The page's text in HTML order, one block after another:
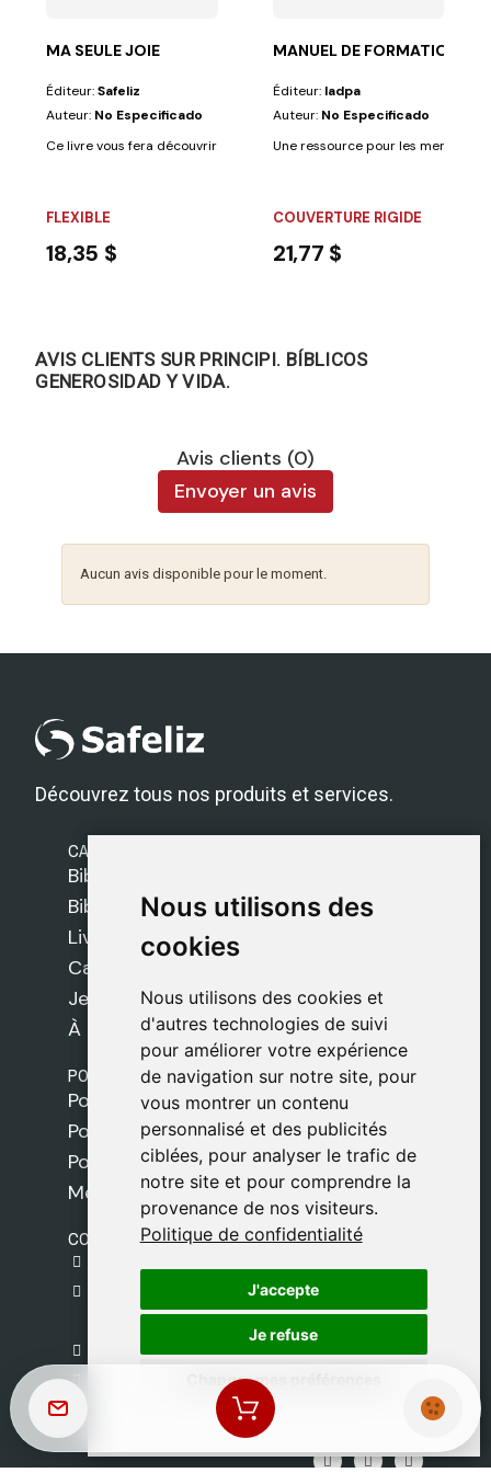
Nous utilisons des
cookies
Nous utilisons des cookies et
d'autres technologies de suivi
pour améliorer votre expérience
de navigation sur notre site, pour
vous montrer un contenu
personnalisé et des publicités
ciblées, pour analyser le trafic de
notre site et pour comprendre la
provenance de nos visiteurs.
Politique de confidentialité
J'accepte
Je refuse
Changer mes préférences
Nous utilisons des
cookies
Nous utilisons des cookies et
d'autres technologies de suivi
pour améliorer votre expérience
de navigation sur notre site, pour
vous montrer un contenu
personnalisé et des publicités
ciblées, pour analyser le trafic de
notre site et pour comprendre la
provenance de nos visiteurs.
Politique de confidentialité
J'accepte
Je refuse
Changer mes préférences
MA SEULE JOIE
Éditeur:Safeliz
Auteur: No Especificado
Ce livre vous fera découvrir la vie fascinante d'un homme que tous
FLEXIBLE
18,35 $
MANUEL DE FORMATION DU
Éditeur: Iadpa
Auteur: No Especificado
Une ressource pour les membres
COUVERTURE RIGIDE
21,77 $
AVIS CLIENTS SUR PRINCIPI. BÍBLICOS
GENEROSIDAD Y VIDA.
Avis clients (0)
Envoyer un avis
Aucun avis disponible pour le moment.
Découvrez tous nos produits et services.
CATÉGORIES
Bibles Safeliz
Bibles
Livres
Cadeaux
Jeux
À propos de nous
POLITIQUES
Politique de livraison
Politique de cookies
Politique de confidentialité
Mentions légales
CONTACT
C. del Pradillo, 6, 28770 Colmenar Viejo,
Madrid
+34 918 459 877